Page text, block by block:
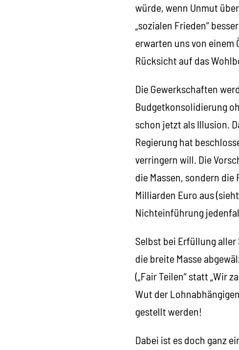
würde, wenn Unmut
„sozialen Frieden“
erwarten uns von einem
Rücksicht auf das
Die Gewerkschaften
Budgetkonsolidierung
schon jetzt als Illusion.
Regierung hat
verringern will. Die
die Massen, sondern
Milliarden Euro aus
Nichteinführung
Selbst bei Erfüllung
die breite Masse
(„Fair Teilen“ statt „Wir
Wut der
gestellt werden!
Dabei ist es doch ganz